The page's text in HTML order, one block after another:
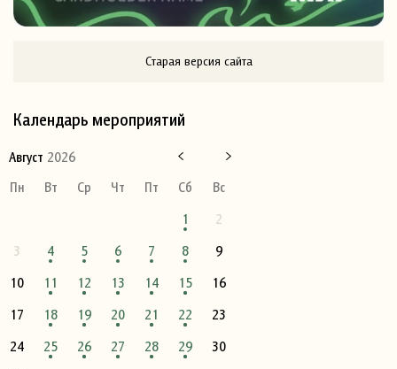
Старая версия сайта
Календарь мероприятий
Август 2026
Пн
Вт Ср Чт Пт Сб
Вс
1
2
3
4 5 6 7 8
9
10
11 12 13 14 15
16
17
18 19 20 21 22
23
24
25 26 27 28 29
30